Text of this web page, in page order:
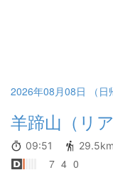
みが出てしまい、特に
2026年08月08日 （日
羊蹄山（リ
09:51 29.5km
7 4 0